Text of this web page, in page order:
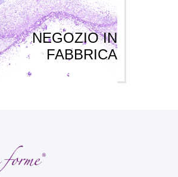
NEGOZIO IN
FABBRICA